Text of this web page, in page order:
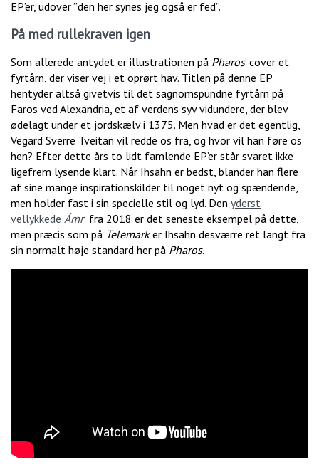
EP’er, udover ”den her synes jeg også er fed”.
På med rullekraven igen
Som allerede antydet er illustrationen på Pharos’ cover et
fyrtårn, der viser vej i et oprørt hav. Titlen på denne EP
hentyder altså givetvis til det sagnomspundne fyrtårn på
Faros ved Alexandria, et af verdens syv vidundere, der blev
ødelagt under et jordskælv i 1375. Men hvad er det egentlig,
Vegard Sverre Tveitan vil redde os fra, og hvor vil han føre os
hen? Efter dette års to lidt famlende EP’er står svaret ikke
ligefrem lysende klart. Når Ihsahn er bedst, blander han flere
af sine mange inspirationskilder til noget nyt og spændende,
men holder fast i sin specielle stil og lyd. Den yderst
vellykkede Ámrfra 2018 er det seneste eksempel på dette,
men præcis som på Telemarker Ihsahn desværre ret langt fra
sin normalt høje standard her på Pharos.